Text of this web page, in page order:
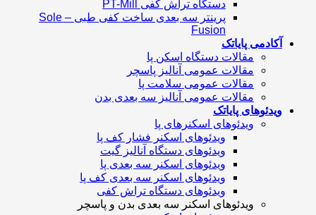
دستگاه تراش کفی PT-Mill
پرینتر سه بعدی ساخت کفی طبی – Sole
Fusion
آکادمی پایاتک
مقالات دستگاه اسکن پا
مقالات عمومی آنالیز پاسچر
مقالات عمومی سلامت پا
مقالات عمومی آنالیز سه بعدی بدن
ویدئوهای پایاتک
ویدئوهای اسکنرهای پا
ویدئوهای اسکنر فشار کف پا
ویدئوهای دستگاه آنالیز گیت
ویدئوهای اسکنر سه بعدی پا
ویدئوهای اسکنر سه بعدی کف پا
ویدئوهای دستگاه تراش کفی
ویدئوهای اسکنر سه بعدی بدن و پاسچر